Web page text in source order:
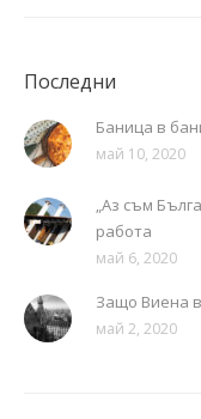
Последни
Баница в
май 10, 2020
„Аз съм
работа
май 6, 2020
Защо Виена
май 2, 2020